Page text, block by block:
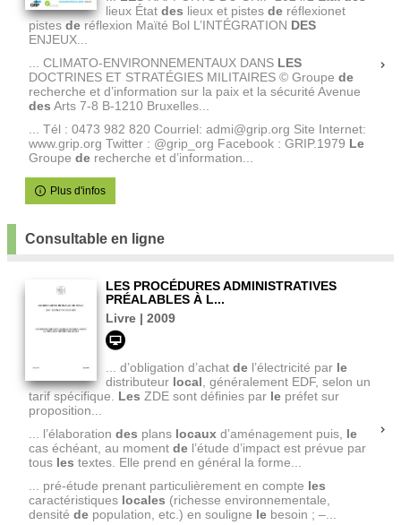
lieux État des lieux et pistes de réflexionet
pistes de réflexion Maïté Bol L’INTÉGRATION DES
ENJEUX...
... CLIMATO-ENVIRONNEMENTAUX DANS LES
DOCTRINES ET STRATÉGIES MILITAIRES © Groupe de
recherche et d’information sur la paix et la sécurité Avenue
des Arts 7-8 B-1210 Bruxelles...
... Tél : 0473 982 820 Courriel: admi@grip.org Site Internet:
www.grip.org Twitter : @grip_org Facebook : GRIP.1979 Le
Groupe de recherche et d’information...
Plus d'infos
Consultable en ligne
LES PROCÉDURES ADMINISTRATIVES
PRÉALABLES À L...
Livre | 2009
... d’obligation d’achat de l’électricité par le
distributeur local, généralement EDF, selon un
tarif spécifique. Les ZDE sont définies par le préfet sur
proposition...
... l’élaboration des plans locaux d’aménagement puis, le
cas échéant, au moment de l’étude d’impact est prévue par
tous les textes. Elle prend en général la forme...
... pré-étude prenant particulièrement en compte les
caractéristiques locales (richesse environnementale,
densité de population, etc.) en souligne le besoin ; –...